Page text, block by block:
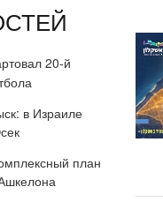
20-й
в Израиле
план